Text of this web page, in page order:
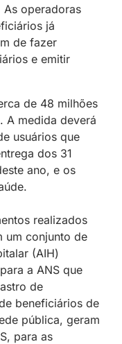
operadoras
já
de fazer
e emitir
de 48 milhões
A medida deverá
usuários que
dos 31
ano, e os
realizados
um conjunto de
(AIH)
a ANS que
de
beneficiários de
pública, geram
para as